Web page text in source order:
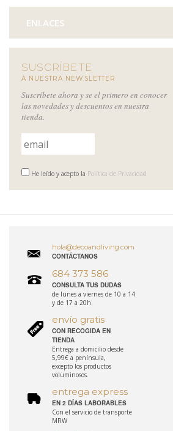
ENLACES
SUSCRÍBETE
A NUESTRA NEWSLETTER
Suscríbete ahora y se el primero en conocer
las novedades y descuentos en nuestra
tienda.
He leído y acepto la Política de Privacidad
hola@decoandliving.com
CONTÁCTANOS
684 373 586
CONSULTA TUS DUDAS
de lunes a viernes de 10 a 14
y de 17 a 20h.
envío gratis
CON RECOGIDA EN
TIENDA
Entrega a domicilio desde
5,99€ a península,
excepto los productos
voluminosos.
entrega express
EN 2 DÍAS LABORABLES
Con el servicio de transporte
MRW